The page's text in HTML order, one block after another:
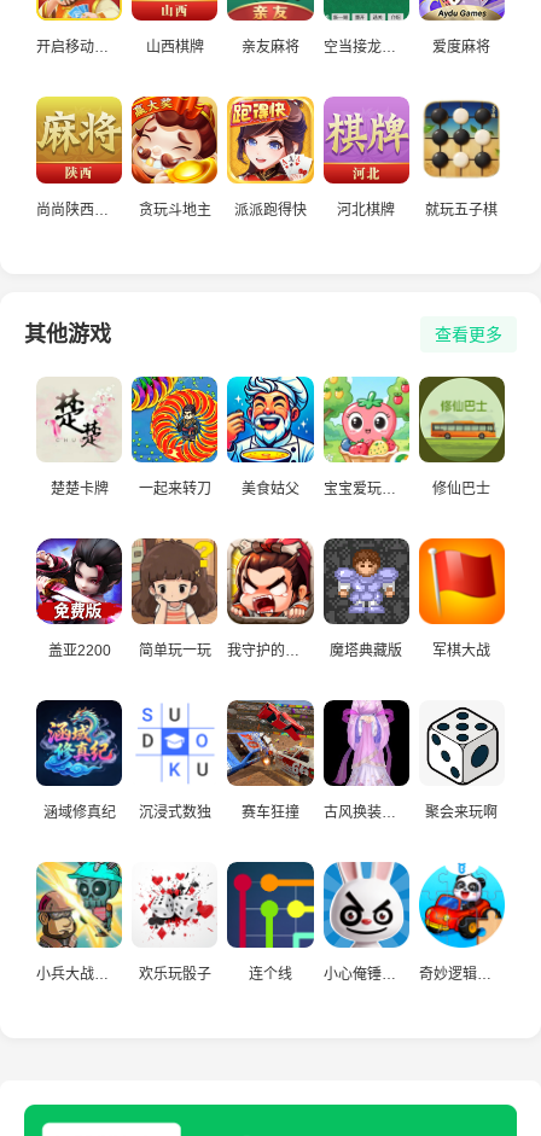
开启移动端斗地主 山西棋牌 亲友麻将 空当接龙经典休闲 爱度麻将
贪玩斗地主 派派跑得快 河北棋牌 就玩五子棋
其他游戏 查看更多
楚楚卡牌 一起来转刀 美食姑父 宝宝爱玩小游戏 修仙巴士
盖亚2200 简单玩一玩 我守护的家园 魔塔典藏版 军棋大战
涵域修真纪 沉浸式数独 赛车狂撞 古风换装试穿 聚会来玩啊
小兵大战僵尸 欢乐玩骰子 连个线 小心俺锤你哟 奇妙逻辑挑战